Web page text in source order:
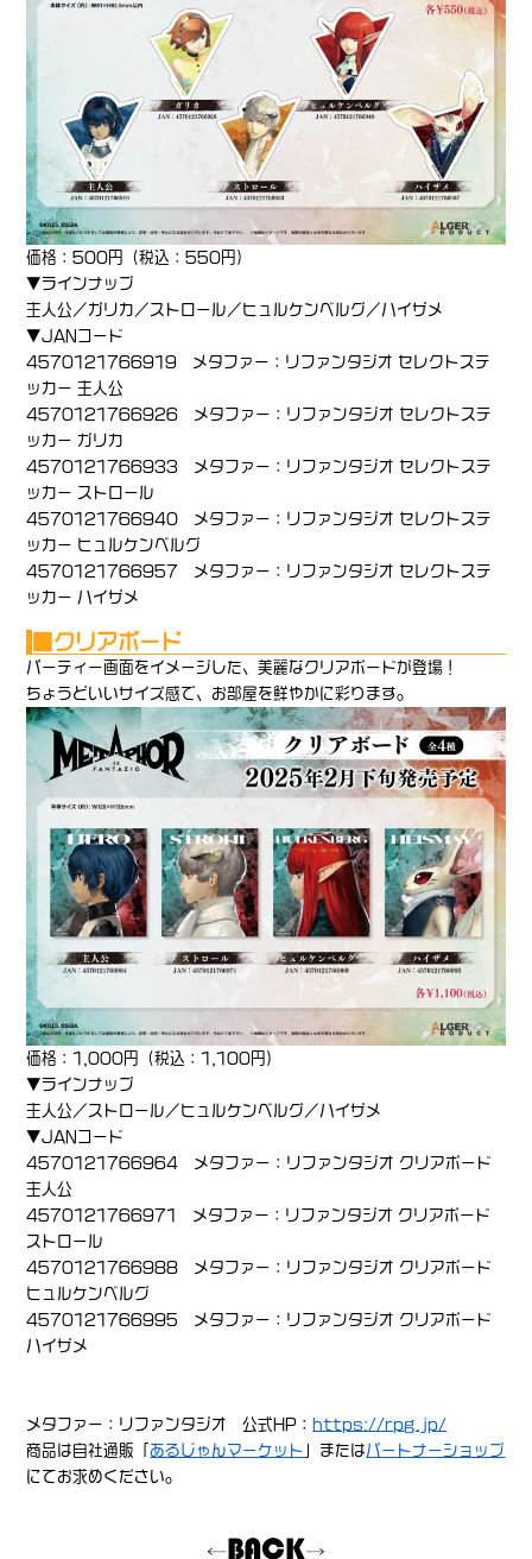
価格：500円（税込：550円）
▼ラインナップ
主人公／ガリカ／ストロール／ヒュルケンベルグ／ハイザメ
▼JANコード
4570121766919 メタファー：リファンタジオ セレクトステ
ッカー 主人公
4570121766926 メタファー：リファンタジオ セレクトステ
ッカー ガリカ
4570121766933 メタファー：リファンタジオ セレクトステ
ッカー ストロール
4570121766940 メタファー：リファンタジオ セレクトステ
ッカー ヒュルケンベルグ
4570121766957 メタファー：リファンタジオ セレクトステ
ッカー ハイザメ
クリアボード
パーティー画面をイメージした、美麗なクリアボードが登場！
ちょうどいいサイズ感で、お部屋を鮮やかに彩ります。
価格：1,000円（税込：1,100円）
▼ラインナップ
主人公／ストロール／ヒュルケンベルグ／ハイザメ
▼JANコード
4570121766964 メタファー：リファンタジオ クリアボード
主人公
4570121766971 メタファー：リファンタジオ クリアボード
ストロール
4570121766988 メタファー：リファンタジオ クリアボード
ヒュルケンベルグ
4570121766995 メタファー：リファンタジオ クリアボード
ハイザメ
メタファー：リファンタジオ 公式HP： https://rpg.jp/
商品は自社通販「あるじゃんマーケット 」またはパートナーショップ
にてお求めください。
BACK